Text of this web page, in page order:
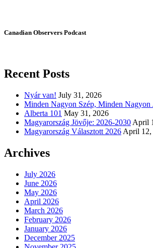
Canadian Observers Podcast
Recent Posts
Nyár van! July 31, 2026
Minden Nagyon Szép, Minden
Alberta 101 May 31, 2026
Magyarország Jövője: 2026-2030 April
Magyarország Választott 2026 April 12,
Archives
July 2026
June 2026
May 2026
April 2026
March 2026
February 2026
January 2026
December 2025